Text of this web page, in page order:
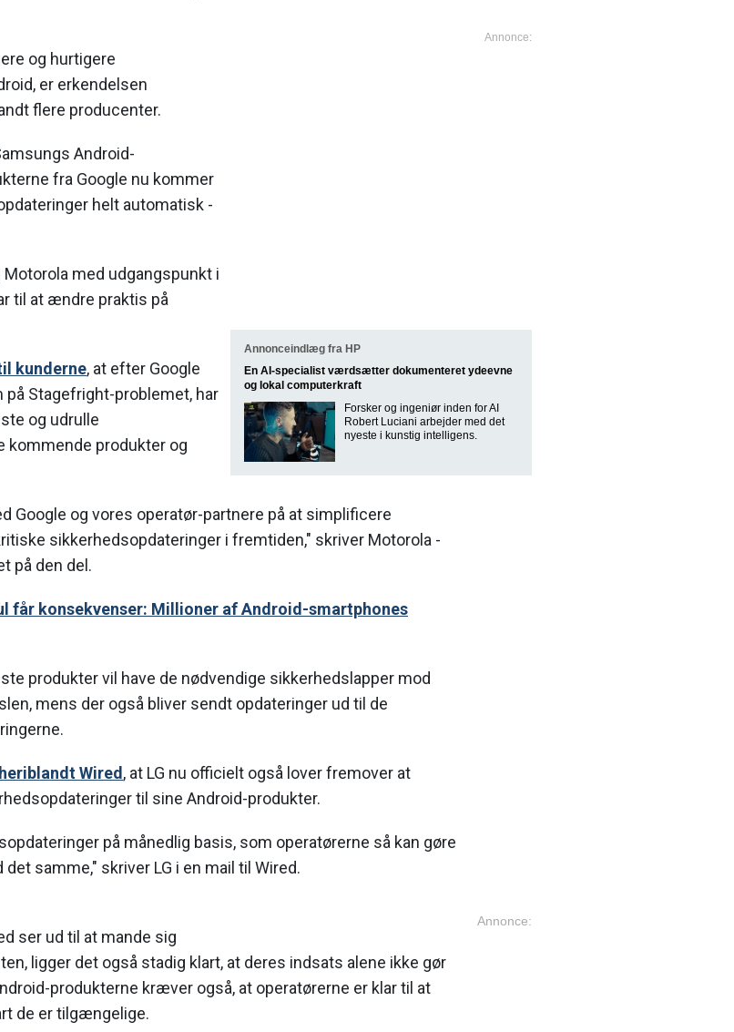
Annonceindlæg fra HP
En AI-specialist værdsætter dokumenteret ydeevne
og lokal computerkraft
Forsker og ingeniør inden for AI
Robert Luciani arbejder med det
nyeste i kunstig intelligens.
og hurtigere
er erkendelsen
flere producenter.
Android-
fra Google nu kommer
helt automatisk -
Motorola med udgangspunkt i
til at ændre praktis på
kunderne, at efter Google
Stagefright-problemet, har
og udrulle
kommende produkter og
Google og vores operatør-partnere på at simplificere
sikkerhedsopdateringer i fremtiden," skriver Motorola -
på den del.
får konsekvenser: Millioner af Android-smartphones
produkter vil have de nødvendige sikkerhedslapper mod
mens der også bliver sendt opdateringer ud til de
heriblandt Wired, at LG nu officielt også lover fremover at
til sine Android-produkter.
på månedlig basis, som operatørerne så kan gøre
samme," skriver LG i en mail til Wired.
Annonce:
ser ud til at mande sig
ligger det også stadig klart, at deres indsats alene ikke gør
produkterne kræver også, at operatørerne er klar til at
de er tilgængelige.